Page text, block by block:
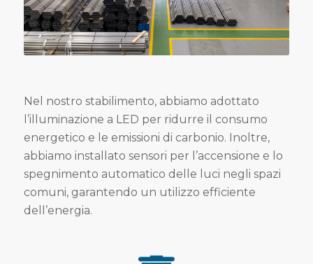
Nel nostro stabilimento, abbiamo adottato
l’illuminazione a LED per ridurre il consumo
energetico e le emissioni di carbonio. Inoltre,
abbiamo installato sensori per l’accensione e lo
spegnimento automatico delle luci negli spazi
comuni, garantendo un utilizzo efficiente
dell’energia.